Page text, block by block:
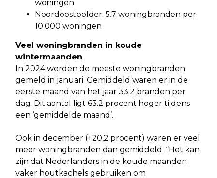
woningen
Noordoostpolder: 5.7 woningbranden per
10.000 woningen
Veel woningbranden in koude
wintermaanden
In 2024 werden de meeste woningbranden
gemeld in januari. Gemiddeld waren er in de
eerste maand van het jaar 33.2 branden per
dag. Dit aantal ligt 63.2 procent hoger tijdens
een ‘gemiddelde maand’.
Ook in december (+20,2 procent) waren er veel
meer woningbranden dan gemiddeld. “Het kan
zijn dat Nederlanders in de koude maanden
vaker houtkachels gebruiken om